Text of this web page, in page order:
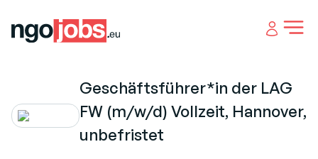
Open
Geschäftsführer*in der LAG
FW (m/w/d) Vollzeit, Hannover,
unbefristet